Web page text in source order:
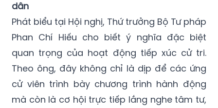
dân
Phát biểu tại Hội nghị, Thứ trưởng Bộ Tư pháp
Phan Chí Hiếu cho biết ý nghĩa đặc biệt
quan trọng của hoạt động tiếp xúc cử tri.
Theo ông, đây không chỉ là dịp để các ứng
cử viên trình bày chương trình hành động
mà còn là cơ hội trực tiếp lắng nghe tâm tư,